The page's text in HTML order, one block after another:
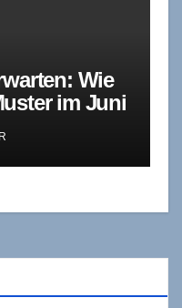
Wie
im Juni